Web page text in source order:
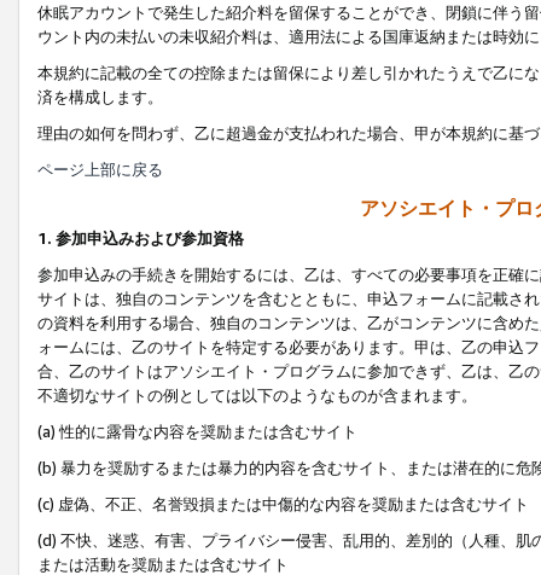
休眠アカウントで発生した紹介料を留保することができ、閉鎖に伴う
ウント内の未払いの未収紹介料は、適用法による国庫返納または時効
本規約に記載の全ての控除または留保により差し引かれたうえで乙に
済を構成します。
理由の如何を問わず、乙に超過金が支払われた場合、甲が本規約に基
ページ上部に戻る
アソシエイト・プ
1. 参加申込みおよび参加資格
参加申込みの手続きを開始するには、乙は、すべての必要事項を正確
サイトは、独自のコンテンツを含むとともに、申込フォームに記載さ
の資料を利用する場合、独自のコンテンツは、乙がコンテンツに含め
ォームには、乙のサイトを特定する必要があります。甲は、乙の申込
合、乙のサイトはアソシエイト・プログラムに参加できず、乙は、乙
不適切なサイトの例としては以下のようなものが含まれます。
(a) 性的に露骨な内容を奨励または含むサイト
(b) 暴力を奨励するまたは暴力的内容を含むサイト、または潜在的に
(c) 虚偽、不正、名誉毀損または中傷的な内容を奨励または含むサイト
(d) 不快、迷惑、有害、プライバシー侵害、乱用的、差別的（人種、
または活動を奨励または含むサイト